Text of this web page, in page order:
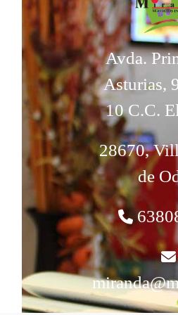
Avda.
Asturias,
10 C.C.
28670,
de